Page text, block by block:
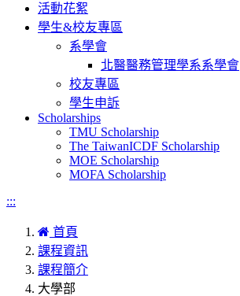
活動花絮
學生&校友專區
系學會
北醫醫務管理學系系學會
校友專區
學生申訴
Scholarships
TMU Scholarship
The TaiwanICDF Scholarship
MOE Scholarship
MOFA Scholarship
:::
首頁
課程資訊
課程簡介
大學部